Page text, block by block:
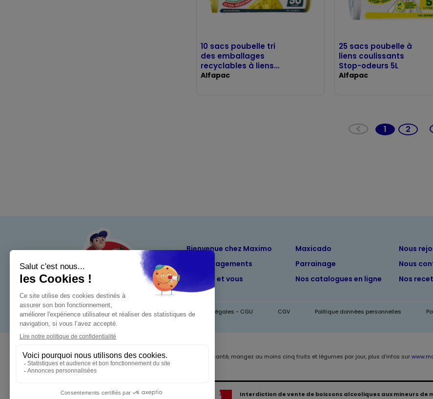
10 sacs poubelle tri
des emballages
recyclables à liens
coulissants 50L
Alfapac
25 sacs poubelle à
liens coulissants
Stop-odeurs 5L
Alfapac
1(current)
2
Bienvenue chez Maximo
Nos engagements
Maximo et vous
Maxicado
Parrainage
Nos catalogues en ligne
Nous
Nous
Nos
Mentions légales - CGU CGV Politique données personnelles
Pour votre santé, mangez au moins cinq fruits et légumes par jour, plus d’infos sur
Interdiction de vente de boissons alcooliques aux mineurs de